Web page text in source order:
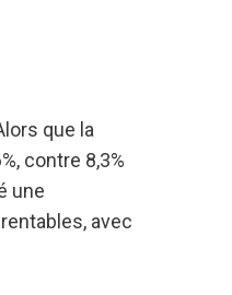
que la
contre 8,3%
une
avec